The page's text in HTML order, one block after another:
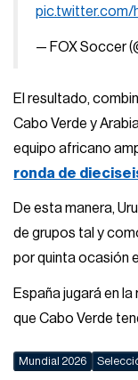
pic.twitter.com/
— FOX Soccer
El resultado,
Cabo Verde y
equipo africano
ronda de
De esta manera,
de grupos tal y
por quinta ocasión
España jugará en
que Cabo Verde
Mundial 2026